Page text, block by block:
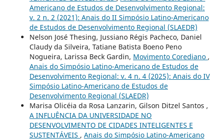
Americano de Estudos de Desenvolvimento Regional:
v. 2 n. 2 (2021): Anais do II Simpósio Latino-Americano
de Estudos de Desenvolvimento Regional (SLAEDR)
Nelson José Thesing, Jussiano Régis Pacheco, Daniel
Claudy da Silveira, Tatiane Batista Boeno Peno
Nogueira, Larissa Beck Gardin, Movimento Corediano ,
Anais do Simpósio Latino-Americano de Estudos de
Desenvolvimento Regional: v. 4 n. 4 (2025): Anais do IV
Simpósio Latino-Americano de Estudos de
Desenvolvimento Regional (SLAEDR)
Marisa Olicéia da Rosa Lanzarin, Gilson Ditzel Santos ,
A INFLUÊNCIA DA UNIVERSIDADE NO
DESENVOLVIMENTO DE CIDADES INTELIGENTES E
SUSTENTÁVEIS , Anais do Simpósio Latino-Americano